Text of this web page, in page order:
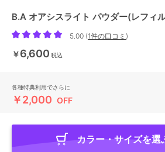
B.A オアシスライト パウダー(レフィ
5.00 (1件の口コミ )
￥6,600 税込
各種特典利用でさらに
￥2,000 OFF
カラー・サイズを選